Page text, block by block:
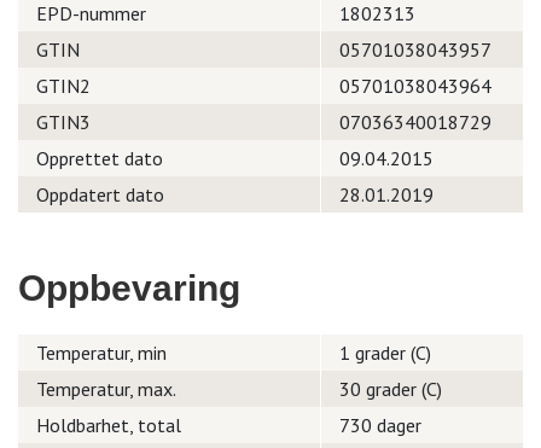
EPD-nummer
1802313
GTIN
05701038043957
GTIN2
05701038043964
GTIN3
07036340018729
Opprettet dato
09.04.2015
Oppdatert dato
28.01.2019
Oppbevaring
Temperatur, min
1 grader (C)
Temperatur, max.
30 grader (C)
Holdbarhet, total
730 dager